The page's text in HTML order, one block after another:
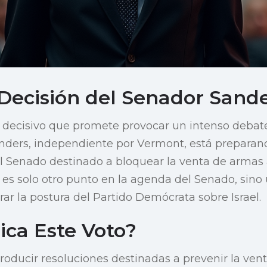
del Senador
que promete provocar un intenso
independiente por Vermont, está
Senado destinado a bloquear la venta de armas
solo otro punto en la agenda del Senado,
la postura del Partido Demócrata sobre Israel.
Este Voto?
resoluciones destinadas a prevenir la